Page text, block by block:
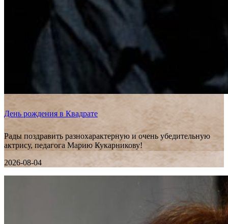
День рождения в Квадрате
Рады поздравить разнохарактерную и очень убедительную
актрису, педагога Марию Кукарникову!
2026-08-04